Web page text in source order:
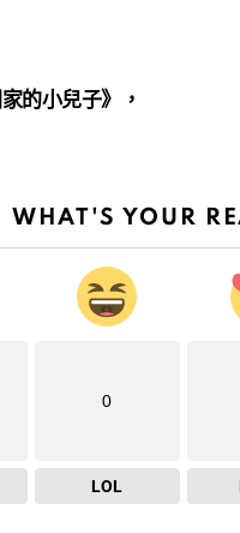
的小兒子》，
WHAT'S YOUR
0
LOL